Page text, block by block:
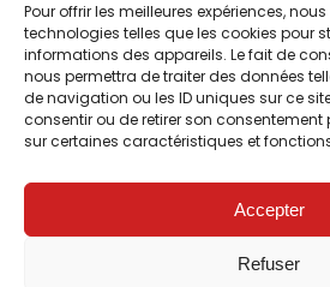
Pour offrir les meilleures expériences,
technologies telles que les cookies pour
informations des appareils. Le fait de
nous permettra de traiter des données
de navigation ou les ID uniques sur ce
consentir ou de retirer son
sur certaines caractéristiques et
Accepter
Refuser
CGV
Mentions Légales
Politique de cookies (UE)
CJ
POUR LES PROS
FORMATION – Udef Academy